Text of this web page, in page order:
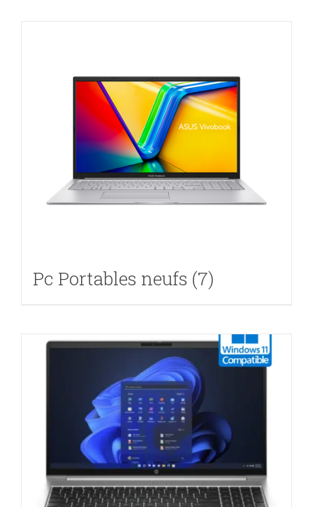
Pc Portables neufs (7)